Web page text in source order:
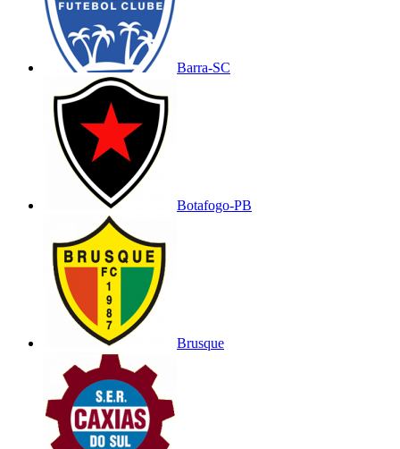
Barra-SC
Botafogo-PB
Brusque